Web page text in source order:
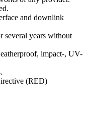
and downlink
several years without
impact-, UV-
(RED)